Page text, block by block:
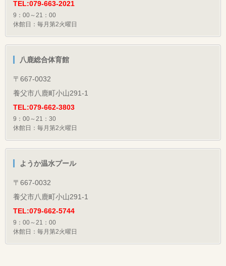
TEL:079-663-2021
9：00～21：00
休館日：毎月第2火曜日
八鹿総合体育館
〒667-0032
養父市八鹿町小山291-1
TEL:079-662-3803
9：00～21：30
休館日：毎月第2火曜日
ようか温水プール
〒667-0032
養父市八鹿町小山291-1
TEL:079-662-5744
9：00～21：00
休館日：毎月第2火曜日